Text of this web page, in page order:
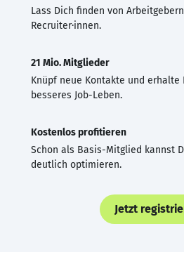
Lass Dich finden von
Recruiter·innen.
21 Mio. Mitglieder
Knüpf neue Kontakte und erhalte
besseres Job-Leben.
Kostenlos profitieren
Schon als Basis-Mitglied kannst
deutlich optimieren.
Jetzt